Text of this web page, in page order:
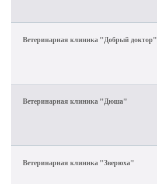
Ветеринарная клиника "Добрый доктор"
Ветеринарная клиника "Дюша"
Ветеринарная клиника "Зверюха"